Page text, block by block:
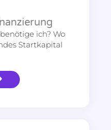
ich? Wo
Startkapital